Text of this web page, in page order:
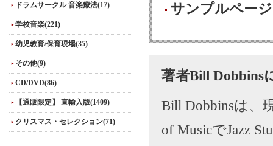
ドラムサークル 音楽療法(17)
学校音楽(221)
幼児教育/保育現場(35)
その他(9)
CD/DVD(86)
【通販限定】 直輸入版(1409)
クリスマス・セレクション(71)
サンプルページ
著者Bill Dobbins
Bill Dobbinsは、
of MusicでJazz